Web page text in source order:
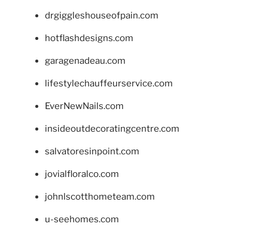
drgiggleshouseofpain.com
hotflashdesigns.com
garagenadeau.com
lifestylechauffeurservice.com
EverNewNails.com
insideoutdecoratingcentre.com
salvatoresinpoint.com
jovialfloralco.com
johnlscotthometeam.com
u-seehomes.com